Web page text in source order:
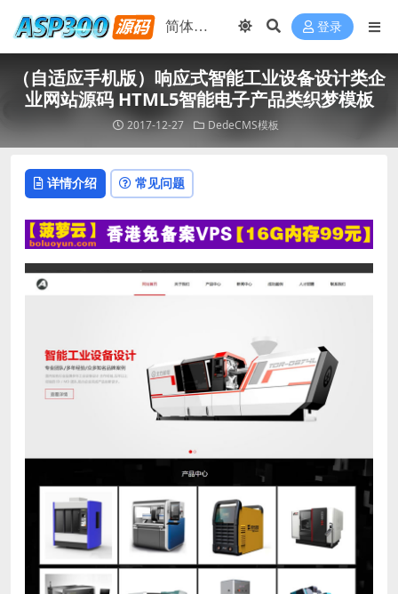
登录
（自适应手机版）响应式智能工业设备设计类企
业网站源码 HTML5智能电子产品类织梦模板
2017-12-27 DedeCMS模板
详情介绍 常见问题